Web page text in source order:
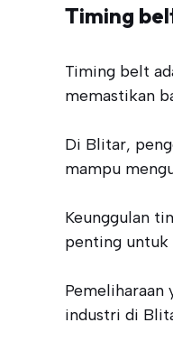
Timing
Timing belt
memastikan
Di Blitar,
mampu
Keunggulan
penting untuk
industri di